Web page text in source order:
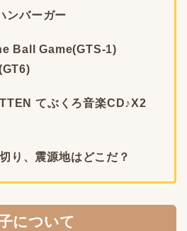
ンバーガー
Ball Game(GTS-1)
てぶくろ音楽CD♪X2
り、震源地はどこだ？
について